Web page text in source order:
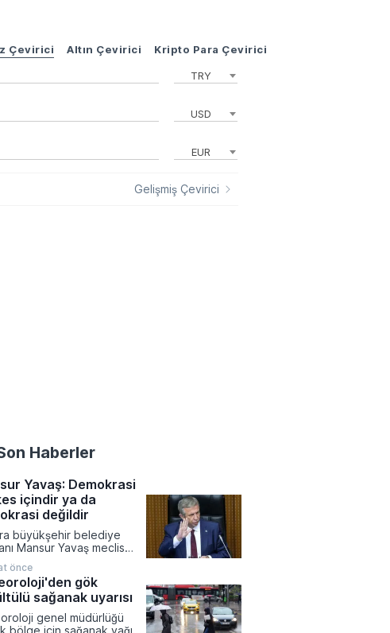
Çevirici Altın Çevirici Kripto Para Çevirici
TRY
USD
EUR
Gelişmiş Çevirici
Haberler
Yavaş: Demokrasi
içindir ya da
değildir
büyükşehir belediye
Mansur Yavaş meclis
eleştirilerde bulunarak
adımlarının
sorguladı. Hukukun
için eşit uygulanması
savunan Yavaş,
önce
gök
sağanak uyarısı
genel müdürlüğü